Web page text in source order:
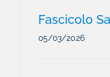
Fascicolo
05/03/2026